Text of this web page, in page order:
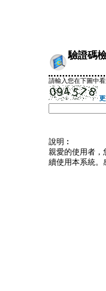
驗證碼
請輸入您在下圖中
說明︰
親愛的使用者
續使用本系統。